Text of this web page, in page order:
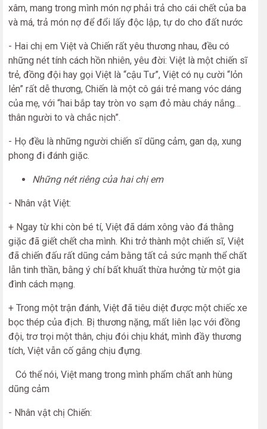
xâm, mang trong mình món nợ phải trả cho cái chết của ba
và má, trả món nợ để đổi lấy độc lập, tự do cho đất nước
- Hai chị em Việt và Chiến rất yêu thương nhau, đều có
những nét tính cách hồn nhiên, yêu đời: Việt là một chiến sĩ
trẻ, đồng đội hay gọi Việt là “cậu Tư”, Việt có nụ cười “lỏn
lẻn” rất dễ thương, Chiến là một cô gái trẻ mang vóc dáng
của mẹ, với “hai bắp tay tròn vo sạm đỏ màu cháy nắng…
thân người to và chắc nịch”.
- Họ đều là những người chiến sĩ dũng cảm, gan dạ, xung
phong đi đánh giặc.
Những nét riêng của hai chị em
- Nhân vật Việt:
+ Ngay từ khi còn bé tí, Việt đã dám xông vào đá thằng
giặc đã giết chết cha mình. Khi trở thành một chiến sĩ, Việt
đã chiến đấu rất dũng cảm bằng tất cả sức mạnh thể chất
lẫn tinh thần, bằng ý chí bất khuất thừa hưởng từ một gia
đình cách mạng.
+ Trong một trận đánh, Việt đã tiêu diệt được một chiếc xe
bọc thép của địch. Bị thương nặng, mất liên lạc với đồng
đội, trơ trọi một thân, chịu đói chịu khát, mình đầy thương
tích, Việt vẫn cố gắng chịu đựng.
Có thể nói, Việt mang trong mình phẩm chất anh hùng
dũng cảm
- Nhân vật chị Chiến: